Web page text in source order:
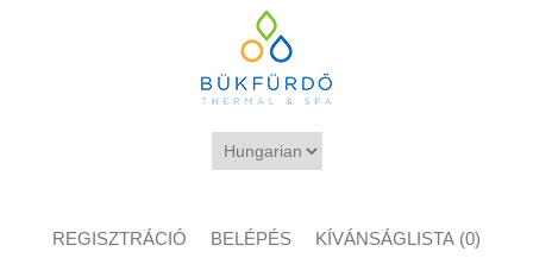
REGISZTRÁCIÓ BELÉPÉS KÍVÁNSÁGLISTA (0)